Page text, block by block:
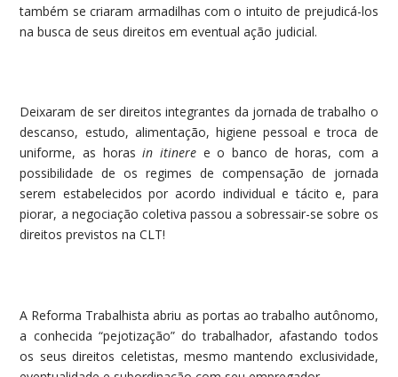
também se criaram armadilhas com o intuito de prejudicá-los
na busca de seus direitos em eventual ação judicial.
Deixaram de ser direitos integrantes da jornada de trabalho o
descanso, estudo, alimentação, higiene pessoal e troca de
uniforme, as horasin itinere e o banco de horas, com a
possibilidade de os regimes de compensação de jornada
serem estabelecidos por acordo individual e tácito e, para
piorar, a negociação coletiva passou a sobressair-se sobre os
direitos previstos na CLT!
A Reforma Trabalhista abriu as portas ao trabalho autônomo,
a conhecida “pejotização” do trabalhador, afastando todos
os seus direitos celetistas, mesmo mantendo exclusividade,